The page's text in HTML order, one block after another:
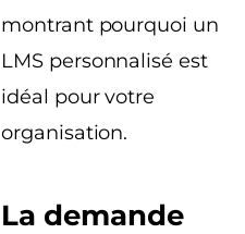
montrant pourquoi un
LMS personnalisé est
idéal pour votre
organisation.
La demande